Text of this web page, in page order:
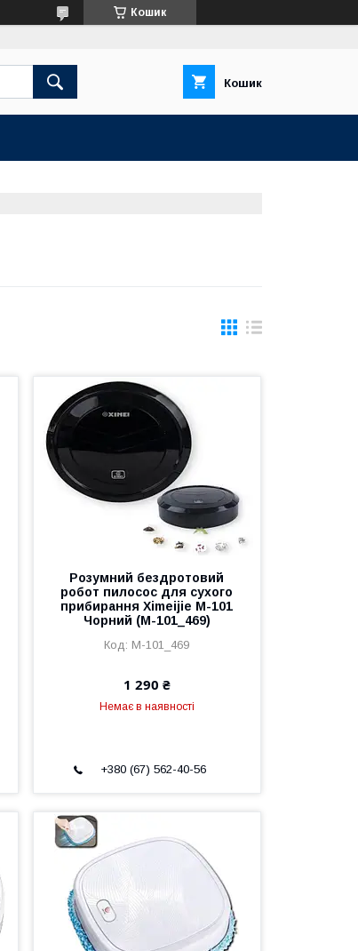
Кошик
Кошик
Розумний бездротовий
робот пилосос для сухого
прибирання Ximeijie M-101
Чорний (M-101_469)
M-101_469
1 290 ₴
Немає в наявності
+380 (67) 562-40-56